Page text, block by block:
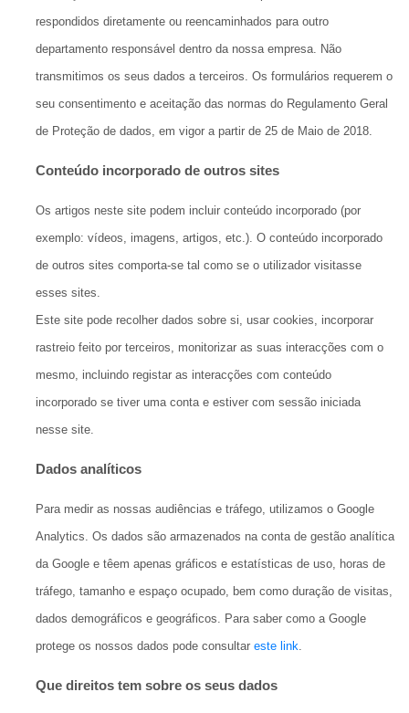
respondidos diretamente ou reencaminhados para outro
departamento responsável dentro da nossa empresa. Não
transmitimos os seus dados a terceiros. Os formulários requerem o
seu consentimento e aceitação das normas do Regulamento Geral
de Proteção de dados, em vigor a partir de 25 de Maio de 2018.
Conteúdo incorporado de outros sites
Os artigos neste site podem incluir conteúdo incorporado (por
exemplo: vídeos, imagens, artigos, etc.). O conteúdo incorporado
de outros sites comporta-se tal como se o utilizador visitasse
esses sites.
Este site pode recolher dados sobre si, usar cookies, incorporar
rastreio feito por terceiros, monitorizar as suas interacções com o
mesmo, incluindo registar as interacções com conteúdo
incorporado se tiver uma conta e estiver com sessão iniciada
nesse site.
Dados analíticos
Para medir as nossas audiências e tráfego, utilizamos o Google
Analytics. Os dados são armazenados na conta de gestão analítica
da Google e têem apenas gráficos e estatísticas de uso, horas de
tráfego, tamanho e espaço ocupado, bem como duração de visitas,
dados demográficos e geográficos. Para saber como a Google
protege os nossos dados pode consultar este link
Que direitos tem sobre os seus dados